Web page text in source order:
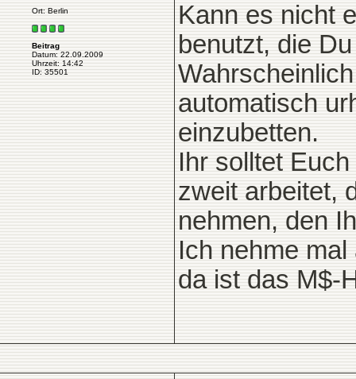
Ort: Berlin
Beitrag
Datum: 22.09.2009
Uhrzeit: 14:42
ID: 35501
Kann es nicht
benutzt, die
automatisch
einzubetten.
Ihr solltet
zweit arbeitet,
nehmen, den
Ich nehme
da ist das M$-